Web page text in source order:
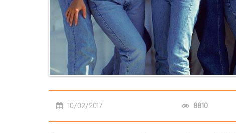
10/02/2017 8810